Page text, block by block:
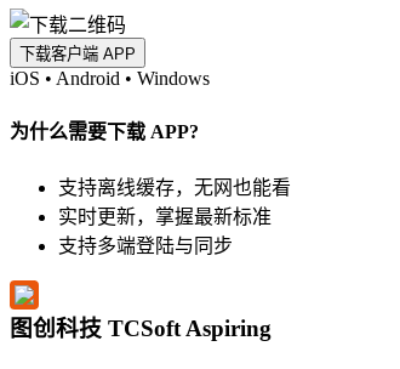
下载客户端 APP
iOS • Android • Windows
为什么需要下载 APP?
支持离线缓存，无网也能看
实时更新，掌握最新标准
支持多端登陆与同步
图创科技 TCSoft Aspiring